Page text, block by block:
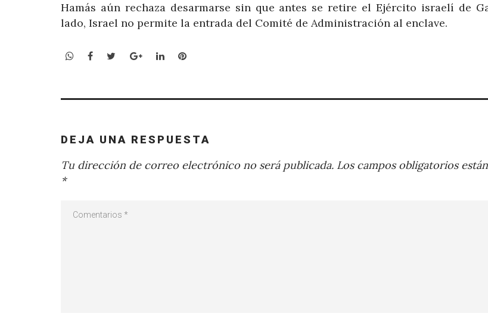
Hamás aún rechaza desarmarse sin que antes se retire el Ejército israelí de
lado, Israel no permite la entrada del Comité de Administración al enclave.
WhatsApp
Facebook
TwitterGoogle+LinkedInPinterest
DEJA UNA RESPUESTA
Tu dirección de correo electrónico no será publicada. Los campos obligatorios
*